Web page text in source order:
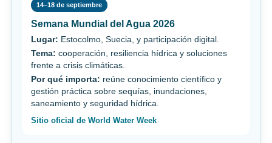
14–18 de septiembre
Semana Mundial del Agua 2026
Lugar: Estocolmo, Suecia, y participación digital.
Tema: cooperación, resiliencia hídrica y soluciones
frente a crisis climáticas.
Por qué importa: reúne conocimiento científico y
gestión práctica sobre sequías, inundaciones,
saneamiento y seguridad hídrica.
Sitio oficial de World Water Week